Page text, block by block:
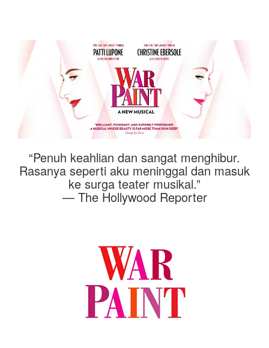
“Penuh keahlian dan sangat menghibur.
Rasanya seperti aku meninggal dan masuk
ke surga teater musikal.”
— The Hollywood Reporter